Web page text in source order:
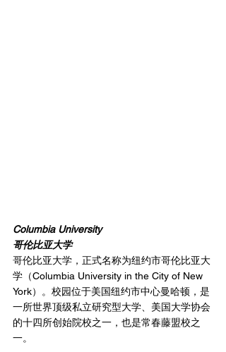
Columbia University
哥伦比亚大学
哥伦比亚大学，正式名称为纽约市哥伦比亚大
学（Columbia University in the City of New
York）。校园位于美国纽约市中心曼哈顿，是
一所世界顶级私立研究型大学、美国大学协会
的十四所创始院校之一，也是常春藤盟校之
一。